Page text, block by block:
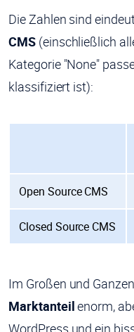
Die Zahlen sind
CMS(einschließlich
Kategorie "None"
klassifiziert ist):
Open Source CMS
Closed Source CMS
Im Großen und
Marktanteilenorm,
WordPress und ein